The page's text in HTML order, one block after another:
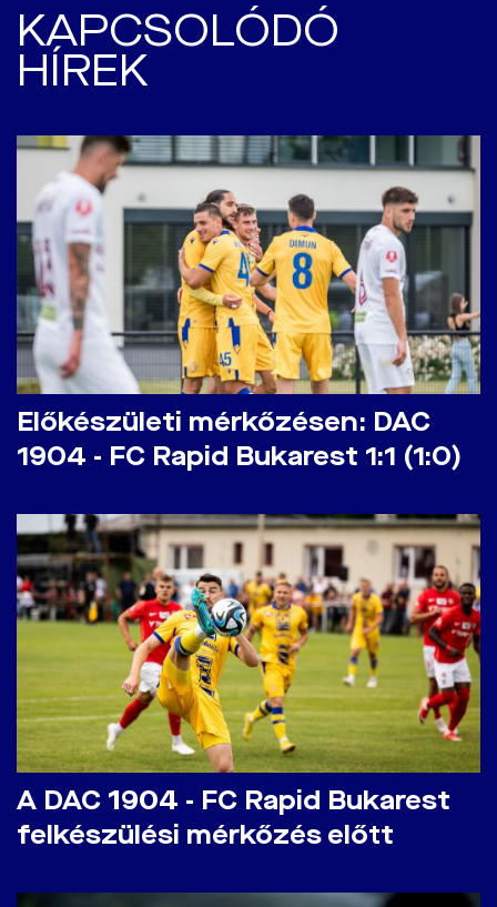
KAPCSOLÓDÓ
HÍREK
Előkészületi mérkőzésen: DAC
1904 - FC Rapid Bukarest 1:1 (1:0)
A DAC 1904 - FC Rapid Bukarest
felkészülési mérkőzés előtt